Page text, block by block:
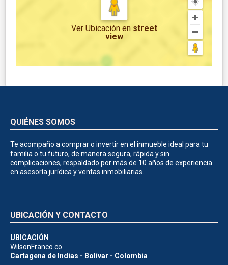
Ver Ubicación en street
view
QUIÉNES SOMOS
Te acompaño a comprar o invertir en el inmueble ideal para tu
familia o tu futuro, de manera segura, rápida y sin
complicaciones, respaldado por más de 10 años de experiencia
en asesoría jurídica y ventas inmobiliarias.
UBICACIÓN Y CONTACTO
UBICACIÓN
WilsonFranco.co
Cartagena de Indias - Bolívar - Colombia